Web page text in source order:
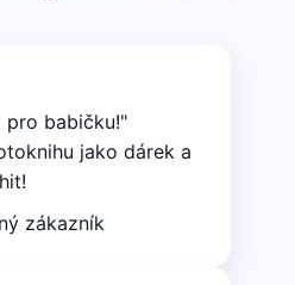
pro babičku!"
jako dárek a
zákazník